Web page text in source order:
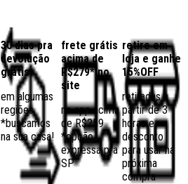
30 dias pra
devolução
grátis
em algumas
regiões,
*buscamos
na sua casa!
frete grátis
acima de
R$279* no
site
no app acima
de R$259
*opção
expressa pra
SP
retire em
loja e ganhe
15%OFF
retiradas a
partir de 3
horas e
desconto
para usar na
próxima
compra